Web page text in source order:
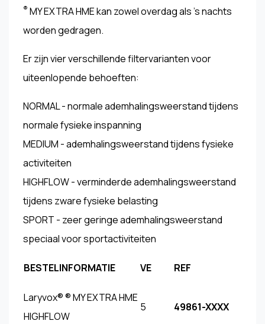
® MY EXTRA HME kan zowel overdag als 's nachts
worden gedragen.
Er zijn vier verschillende filtervarianten voor
uiteenlopende behoeften:
NORMAL - normale ademhalingsweerstand tijdens
normale fysieke inspanning
MEDIUM - ademhalingsweerstand tijdens fysieke
activiteiten
HIGHFLOW - verminderde ademhalingsweerstand
tijdens zware fysieke belasting
SPORT - zeer geringe ademhalingsweerstand
speciaal voor sportactiviteiten
BESTELINFORMATIE VE REF
Laryvox® ® MY EXTRA HME
HIGHFLOW
5 49861-XXXX